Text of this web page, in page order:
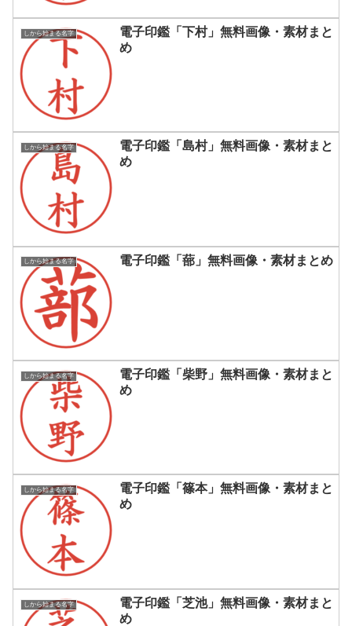
しから始まる名字
電子印鑑「下村」無料画像・素材まと
め
しから始まる名字
電子印鑑「島村」無料画像・素材まと
め
しから始まる名字 電子印鑑「蔀」無料画像・素材まとめ
しから始まる名字
電子印鑑「柴野」無料画像・素材まと
め
しから始まる名字
電子印鑑「篠本」無料画像・素材まと
め
しから始まる名字
電子印鑑「芝池」無料画像・素材まと
め